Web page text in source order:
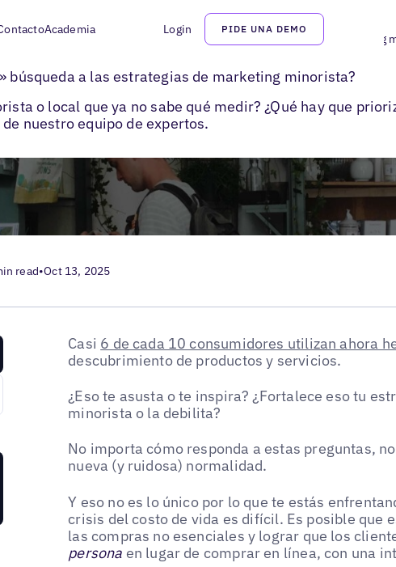
Academia Login PIDE UNA DEMO
local> ¿Cómo afecta la «nueva» búsqueda a las estrategias de marketing
búsqueda a las estrategias de marketing minorista?
o local que ya no sabe qué medir? ¿Qué hay que
nuestro equipo de expertos.
read•Oct 13, 2025
Casi 6 de cada 10 consumidores utilizan ahora
descubrimiento de productos y servicios.
¿Eso te asusta o te inspira? ¿Fortalece eso tu
minorista o la debilita?
No importa cómo responda a estas preguntas,
nueva (y ruidosa) normalidad.
Y eso no es lo único por lo que te estás
crisis del costo de vida es difícil. Es posible que
las compras no esenciales y lograr que los
persona en lugar de comprar en línea, con una